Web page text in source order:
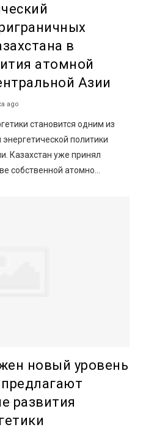
в
атомной
Азии
ago
становится одним из
политики
Казахстан уже принял
собственной атомно...
новый уровень
развития